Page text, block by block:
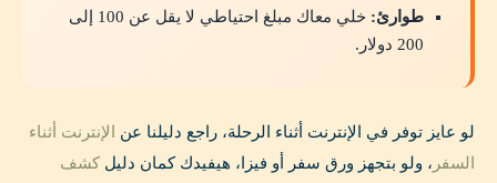
طوارئ:
خلي معاك مبلغ احتياطي لا يقل عن 100 إلى
200 دولار.
لو عايز توفر في الإنترنت أثناء الرحلة، راجع دليلنا عن الإنترنت أثناء
السفر ، ولو بتجهز ورق سفر أو فيزا، هيفيدك كمان دليل كشف